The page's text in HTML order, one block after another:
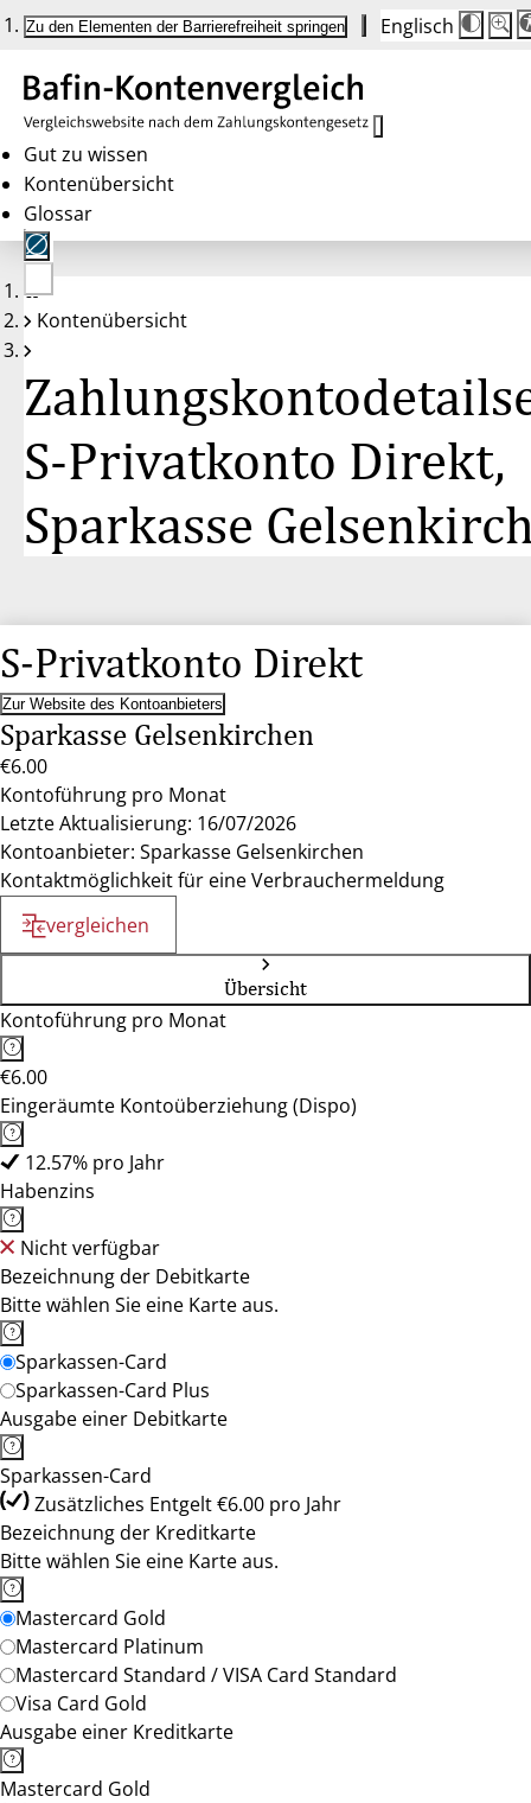
Zu den Elementen der Barrierefreiheit springen Englisch
Die
auf
100%
100%
Gut zu wissen
Kontenübersicht
Glossar
Keine
Konten
Kontenübersicht
S-Privatkonto Direkt,
Sparkasse
S-Privatkonto Direkt
Zur Website des Kontoanbieters
Sparkasse Gelsenkirchen
€6.00
Kontoführung pro Monat
Letzte Aktualisierung: 16/07/2026
Kontoanbieter: Sparkasse Gelsenkirchen
Kontaktmöglichkeit für eine Verbrauchermeldung
vergleichen
Übersicht
Kontoführung pro Monat
€6.00
Eingeräumte Kontoüberziehung (Dispo)
12.57% pro Jahr
Habenzins
Nicht verfügbar
Bezeichnung der Debitkarte
Bitte wählen Sie eine Karte aus.
Sparkassen-Card
Sparkassen-Card Plus
Ausgabe einer Debitkarte
Sparkassen-Card
Zusätzliches Entgelt €6.00 pro Jahr
Bezeichnung der Kreditkarte
Bitte wählen Sie eine Karte aus.
Mastercard Gold
Mastercard Platinum
Mastercard Standard / VISA Card Standard
Visa Card Gold
Ausgabe einer Kreditkarte
Mastercard Gold